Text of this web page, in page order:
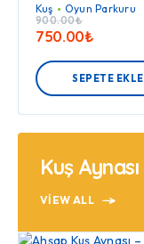
Kuş
Oyun Parkuru
900.00₺
750.00₺
SEPETE EKLE
Kuş Aynası
VIEW ALL